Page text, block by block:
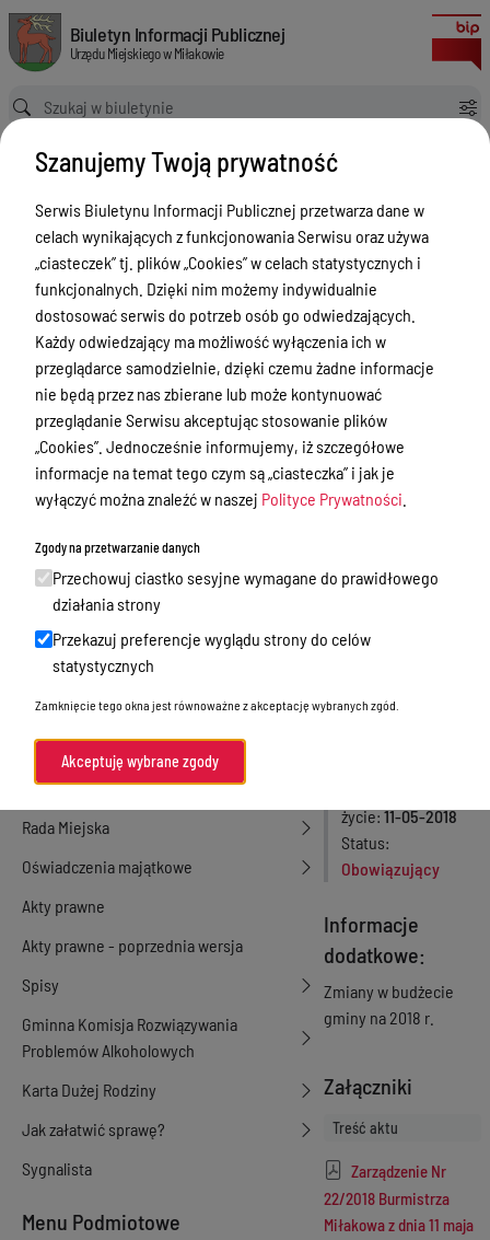
Zarządzenie Nr 22/2018 Burmistrza Miłakowa z dnia 11 maja 2018 roku
Biuletyn Informacji Publicznej Urzędu Miejskiego w Miłakowie
Biuletyn Informacji Publicznej
Urzędu Miejskiego w Miłakowie
Ścieżka powrotu
Strona główna
Akty prawne
Zarządzenie Nr 22/2018 Burmistrza Miłakowa z dnia 11 maja 2018 roku
Akty prawne
Menu Przedmiotowe
Urząd Miejski w Miłakowie
Gmina Miłakowo
Majątek i finanse
Zamówienia publiczne
Urząd Stanu Cywilnego
Ewidencja ludności, dowody osobiste,
działalność gospodarcza
Przetargi
Ogłoszenia
Petycje
Nabór
Dyżury Aptek w Powiecie Ostródzkim
Komunikacja publiczna
Nieodpłatna pomoc prawna
Rada Miejska
Oświadczenia majątkowe
Akty prawne
Akty prawne - poprzednia wersja
Spisy
Gminna Komisja Rozwiązywania
Problemów Alkoholowych
Karta Dużej Rodziny
Jak załatwić sprawę?
Sygnalista
Menu Podmiotowe
Wersja obowiązująca
z dnia11-06-2018
10:44:29
Drukuj
Zarządzenie Nr
22/2018
Burmistrza
Miłakowa z
dnia 11 maja
Numer aktu
Rodzaj aktu
Miłakowa
życie 11-05-2018
Status
Obowiązujący
Informacje
dodatkowe:
Zmiany w budżecie
gminy na 2018 r.
Załączniki
Treść aktu
Zarządzenie Nr
22/2018 Burmistrza
Miłakowa z dnia 11 maja
Szanujemy Twoją prywatność
Serwis Biuletynu Informacji Publicznej przetwarza dane w
celach wynikających z funkcjonowania Serwisu oraz używa
„ciasteczek” tj. plików „Cookies” w celach statystycznych i
funkcjonalnych. Dzięki nim możemy indywidualnie
dostosować serwis do potrzeb osób go odwiedzających.
Każdy odwiedzający ma możliwość wyłączenia ich w
przeglądarce samodzielnie, dzięki czemu żadne informacje
nie będą przez nas zbierane lub może kontynuować
przeglądanie Serwisu akceptując stosowanie plików
„Cookies”. Jednocześnie informujemy, iż szczegółowe
informacje na temat tego czym są „ciasteczka” i jak je
wyłączyć można znaleźć w naszej Polityce Prywatności
Zgody na przetwarzanie danych
Przechowuj ciastko sesyjne wymagane do prawidłowego
działania strony
Przekazuj preferencje wyglądu strony do celów
statystycznych
Zamknięcie tego okna jest równoważne z akceptację wybranych zgód.
Akceptuję wybrane zgody